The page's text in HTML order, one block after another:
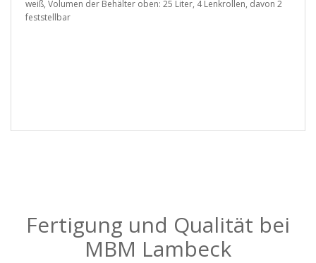
weiß, Volumen der Behälter oben: 25 Liter, 4 Lenkrollen, davon 2
feststellbar
Fertigung und Qualität bei
MBM Lambeck